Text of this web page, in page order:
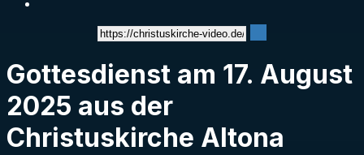
Gottesdienst am 17. August
2025 aus der
Christuskirche Altona